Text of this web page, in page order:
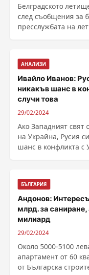
Белградското
след съобщения за
пресслужбата на
АНАЛИЗИ
Ивайло Иванов:
никакъв шанс в
случи това
29/02/2024
Ако Западният свят
на Украйна, Русия
шанс в конфликта с
БЪЛГАРИЯ
Андонов:
млрд. за
милиард
29/02/2024
Около 5000-5100
апартамент от 60
от Българска